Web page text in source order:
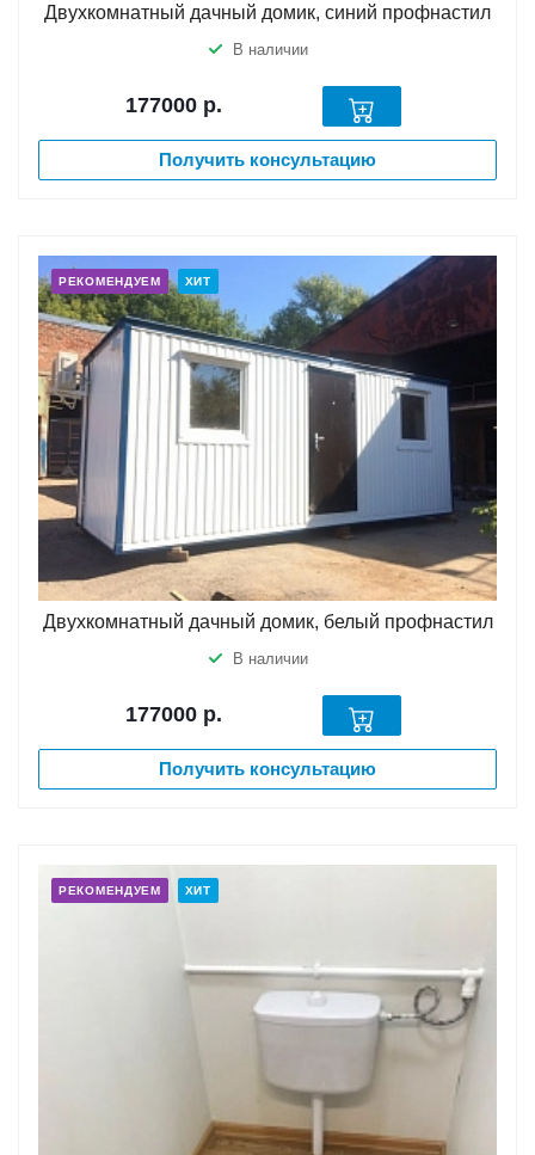
Двухкомнатный дачный домик, синий профнастил
В наличии
177000 р.
Получить консультацию
РЕКОМЕНДУЕМ ХИТ
Двухкомнатный дачный домик, белый профнастил
В наличии
177000 р.
Получить консультацию
РЕКОМЕНДУЕМ ХИТ